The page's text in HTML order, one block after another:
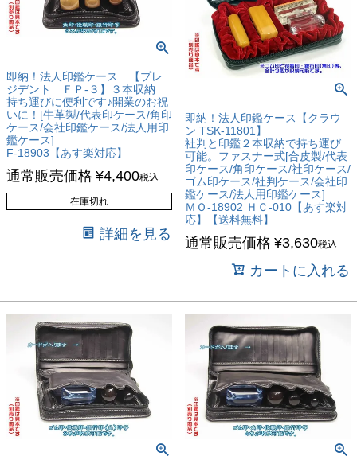
即納！法人印鑑ケース 【プレ
ジデント ＦＰ-３】３本収納
持ち運びに便利です♪開業のお祝
いに！[牛革製/代表印ケース/角印
ケース/会社印鑑ケース/法人用印
鑑ケース]
F-18903【あす楽対応】
通常販売価格 ¥4,400税込
在庫切れ
詳細を見る
即納！法人印鑑ケース【クラウ
ン TSK-11801】
社判と印鑑２本収納で持ち運び
可能。ファスナー式[合皮製/代表
印ケース/角印ケース/社印ケース/
ゴム印ケース/社判ケース/会社印
鑑ケース/法人用印鑑ケース]
ＭＯ-18902 ＨＣ-010【あす楽対
応】【送料無料】
通常販売価格 ¥3,630税込
カートに入れる